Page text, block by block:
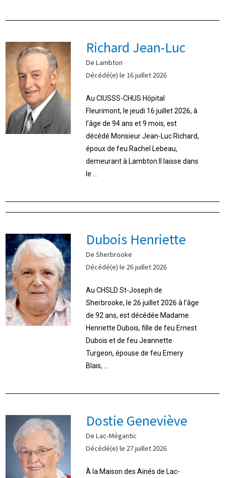
Richard Jean-Luc
De Lambton
Décédé(e) le 16 juillet 2026
Au CIUSSS-CHUS Hôpital
Fleurimont, le jeudi 16 juillet 2026, à
l’âge de 94 ans et 9 mois, est
décédé Monsieur Jean-Luc Richard,
époux de feu Rachel Lebeau,
demeurant à Lambton.Il laisse dans
le ...
Dubois Henriette
De Sherbrooke
Décédé(e) le 26 juillet 2026
Au CHSLD St-Joseph de
Sherbrooke, le 26 juillet 2026 à l’âge
de 92 ans, est décédée Madame
Henriette Dubois, fille de feu Ernest
Dubois et de feu Jeannette
Turgeon, épouse de feu Emery
Blais, ...
Dostie Geneviève
De Lac-Mégantic
Décédé(e) le 27 juillet 2026
À la Maison des Ainés de Lac-